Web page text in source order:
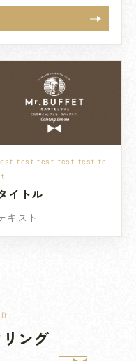
test test test test te
イトル
キスト
ング